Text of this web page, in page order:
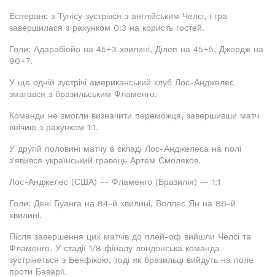
Есперанс з Тунісу зустрівся з англійським Челсі, і гра
завершилася з рахунком 0:3 на користь гостей.
Голи: Адарабіойо на 45+3 хвилині, Ділеп на 45+5, Джордж на
90+7.
У ще одній зустрічі американський клуб Лос-Анджелес
змагався з бразильським Фламенго.
Команди не змогли визначити переможця, завершивши матч
внічию з рахунком 1:1.
У другій половині матчу в складі Лос-Анджелеса на полі
з'явився український гравець Артем Смоляков.
Лос-Анджелес (США) -- Фламенго (Бразилія) -- 1:1
Голи: Дені Буанга на 84-й хвилині, Воллес Ян на 86-й
хвилині.
Після завершення цих матчів до плей-оф вийшли Челсі та
Фламенго. У стадії 1/8 фіналу лондонська команда
зустрінеться з Бенфікою, тоді як бразильці вийдуть на поле
проти Баварії.